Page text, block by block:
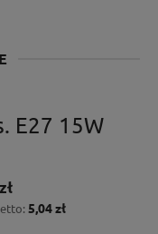
E27 15W
5,04 zł